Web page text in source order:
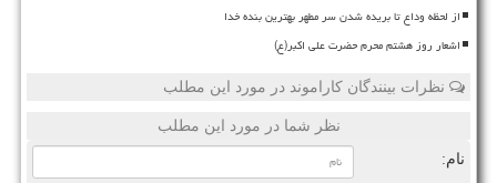
از لحظه وداع تا بریده شدن سر مطهر بهترین بنده خدا
اشعار روز هشتم محرم حضرت علی اکبر(ع)
نظرات بینندگان کاراموند در مورد این مطلب
نظر شما در مورد این مطلب
نام: